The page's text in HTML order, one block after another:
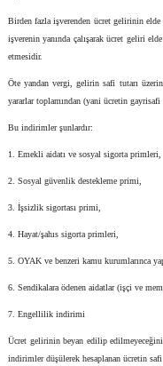
Birden fazla işverenden ücret gelirinin
işverenin yanında çalışarak ücret geliri
etmesidir.
Öte yandan vergi, gelirin safi tutarı
yararlar toplamından (yani ücretin
Bu indirimler şunlardır:
1. Emekli aidatı ve sosyal sigorta primleri,
2. Sosyal güvenlik destekleme primi,
3. İşsizlik sigortası primi,
4. Hayat/şahıs sigorta primleri,
5. OYAK ve benzeri kamu kurumlarınca
6. Sendikalara ödenen aidatlar (işçi ve
7. Engellilik indirimi
Ücret gelirinin beyan edilip
indirimler düşülerek hesaplanan ücretin